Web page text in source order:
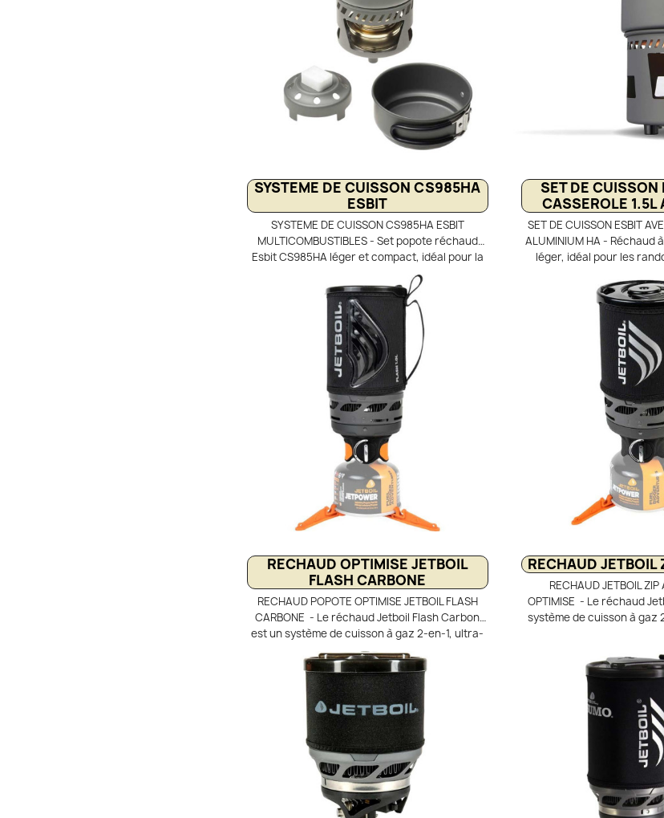
SYSTEME DE CUISSON CS985HA
ESBIT
SYSTEME DE CUISSON CS985HA ESBIT
MULTICOMBUSTIBLES - Set popote réchaud
Esbit CS985HA léger et compact, idéal pour la
randonnée, le trek et le bivouac. Comprend une
popote en aluminium anodisé dur de 985 ml
avec couvercle servant aussi de poêle. Support
pare-vent compatible brûleur à alcool liquide et
combustible solide Esbit ou FireDragon.
Poignées repliables isolées, éléments
empilables et livré avec filet de rangement.
SET DE CUISSON
CASSEROLE 1.5L
SET DE CUISSON ESBIT
ALUMINIUM HA - Réchaud
léger, idéal pour les
séjours de 1 à 3
de 1500 ml en aluminium
acier inoxydable 18/8,
dotée d’un bec verseur.
laiton, 100 % étanche,
régulateur permettant
facilement la flamme. Les
avec revêtement silicone
couvercle assurent
d’utilisation, tandis
également office de pare-
encombrement minimal, le
se rangent dans la
pèse qu’environ 466 g et
de transport
RECHAUD OPTIMISE JETBOIL
FLASH CARBONE
RECHAUD POPOTE OPTIMISE JETBOIL FLASH
CARBONE - Le réchaud Jetboil Flash Carbon
est un système de cuisson à gaz 2-en-1, ultra-
léger et très rapide, idéal pour la randonnée et
le trek. Il combine un brûleur performant avec
une tasse popote de 1 L équipée du répartiteur
de chaleur FluxRing. Son allumage piézo, sa
housse isolante avec indicateur de chauffe et
son couvercle passoire assurent confort et
efficacité. Compact et stable grâce à son
trépied, il permet de faire bouillir l’eau en
seulement 2,5 minutes.
RECHAUD JETBOIL
RECHAUD JETBOIL ZIP
OPTIMISE - Le réchaud
système de cuisson à gaz
tasse aluminium de 0,8
thermique FluxRing. Ce
cuisson, réduit la
protège efficacement de
à utiliser et rapide, il
l’eau en quelques minutes